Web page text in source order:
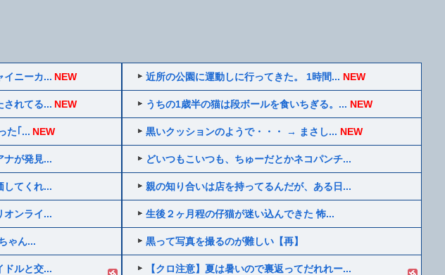
イニーカ... NEW
されてる... NEW
た｢... NEW
ナが発見...
してくれ...
オンライ...
ゃん...
ドルと交...
近所の公園に運動しに行ってきた。 1時間... NEW
うちの1歳半の猫は段ボールを食いちぎる。... NEW
黒いクッションのようで・・・ → まさし... NEW
どいつもこいつも、ちゅーだとかネコパンチ...
親の知り合いは店を持ってるんだが、ある日...
生後２ヶ月程の仔猫が迷い込んできた 怖...
黒って写真を撮るのが難しい【再】
【クロ注意】夏は暑いので裏返ってだれれー...